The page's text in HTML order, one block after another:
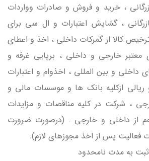
، خريد و فروش و صادرات وواردات
، گشايش اعتبارات و ال سي براي
کالا از گمرکات داخلي ، اخذ و اعطاي
خارجي و داخلي ، برپايي غرفه و
داخلي و بين المللي ، اخذوام و اعتبارات
ازکليه بانک ها و موسسات مالي و
، شرکت در کليه مناقصات و مزايدات
از داخلي و خارجي . (درصورت ضرورت
فعالیت پس از اخذ مجوزهای لازم).
به مدت نامحدود